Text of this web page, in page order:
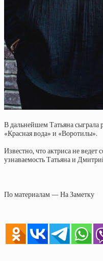
В дальнейшем Татьяна
«Красная вода» и «Воротилы».
Известно, что актриса не ведет
узнаваемость Татьяна и
По материалам — На Заметку